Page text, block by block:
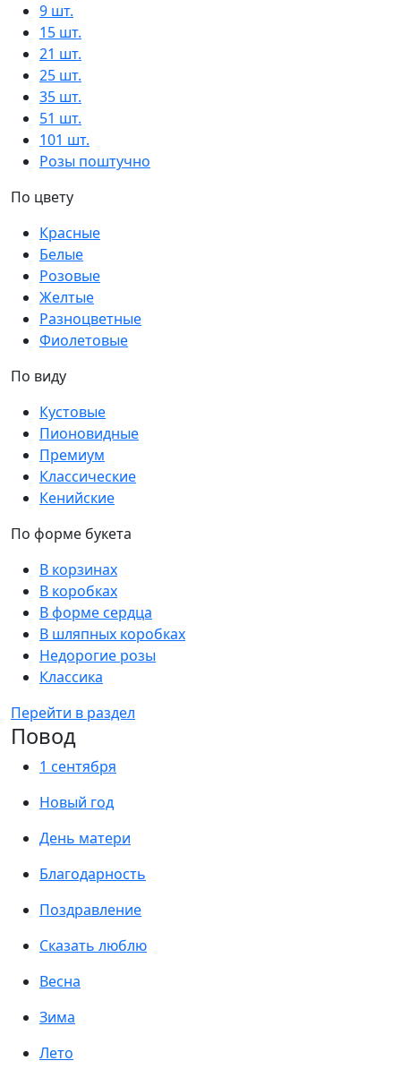
9 шт.
15 шт.
21 шт.
25 шт.
35 шт.
51 шт.
101 шт.
Розы поштучно
По цвету
Красные
Белые
Розовые
Желтые
Разноцветные
Фиолетовые
По виду
Кустовые
Пионовидные
Премиум
Классические
Кенийские
По форме букета
В корзинах
В коробках
В форме сердца
В шляпных коробках
Недорогие розы
Классика
Перейти в раздел
Повод
1 сентября
Новый год
День матери
Благодарность
Поздравление
Сказать люблю
Весна
Зима
Лето